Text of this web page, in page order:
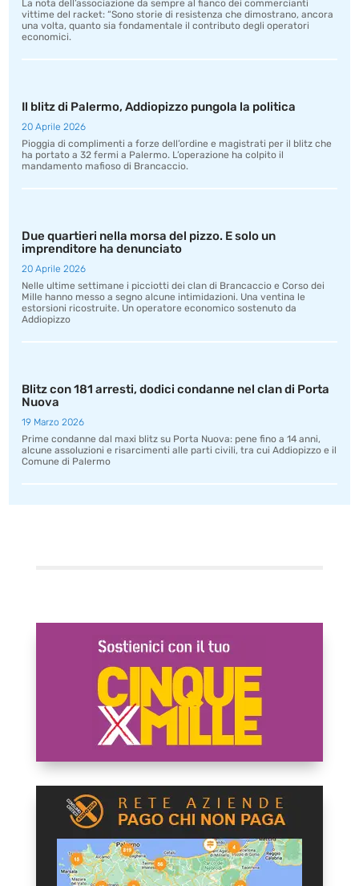
La nota dell’associazione da sempre al fianco dei commercianti
vittime del racket: “Sono storie di resistenza che dimostrano, ancora
una volta, quanto sia fondamentale il contributo degli operatori
economici.
Il blitz di Palermo, Addiopizzo pungola la politica
20 Aprile 2026
Pioggia di complimenti a forze dell’ordine e magistrati per il blitz che
ha portato a 32 fermi a Palermo. L’operazione ha colpito il
mandamento mafioso di Brancaccio.
Due quartieri nella morsa del pizzo. E solo un
imprenditore ha denunciato
20 Aprile 2026
Nelle ultime settimane i picciotti dei clan di Brancaccio e Corso dei
Mille hanno messo a segno alcune intimidazioni. Una ventina le
estorsioni ricostruite. Un operatore economico sostenuto da
Addiopizzo
Blitz con 181 arresti, dodici condanne nel clan di Porta
Nuova
19 Marzo 2026
Prime condanne dal maxi blitz su Porta Nuova: pene fino a 14 anni,
alcune assoluzioni e risarcimenti alle parti civili, tra cui Addiopizzo e il
Comune di Palermo